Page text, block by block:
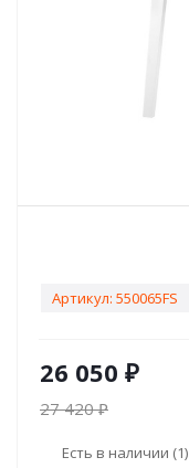
Артикул: 550065FS
26 050 ₽
27 420₽
Есть в наличии (1)